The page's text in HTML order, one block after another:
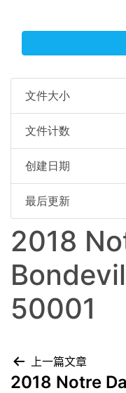
文件大小
文件计数
创建日期
最后更新
2018
50001
上一篇文章
2018 Notre